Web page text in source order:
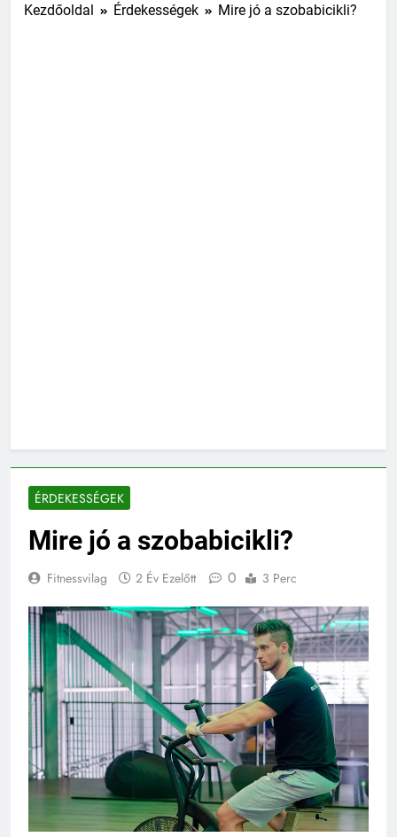
Kezdőoldal Érdekességek Mire jó a szobabicikli?
ÉRDEKESSÉGEK
Mire jó a szobabicikli?
Fitnessvilag 2 Év Ezelőtt 0 3 Perc